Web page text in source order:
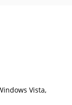
Vista,